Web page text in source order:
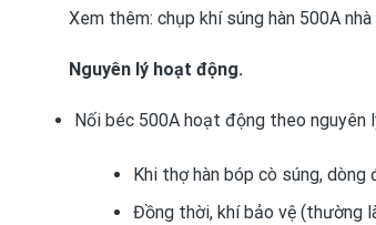
Xem thêm: chụp khí súng hàn 500A
Nguyên lý hoạt động.
Nối béc 500A hoạt động theo nguyên
Khi thợ hàn bóp cò súng, dòng
Đồng thời, khí bảo vệ (thường